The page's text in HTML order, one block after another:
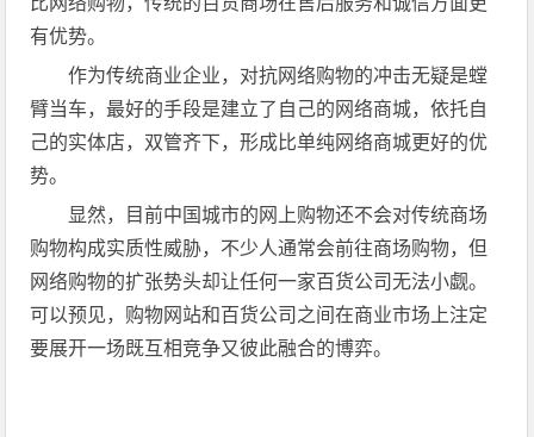
有优势。
作为传统商业企业，对抗网络购物的冲击无疑是螳
臂当车，最好的手段是建立了自己的网络商城，依托自
己的实体店，双管齐下，形成比单纯网络商城更好的优
势。
显然，目前中国城市的网上购物还不会对传统商场
购物构成实质性威胁，不少人通常会前往商场购物，但
网络购物的扩张势头却让任何一家百货公司无法小觑。
可以预见，购物网站和百货公司之间在商业市场上注定
要展开一场既互相竞争又彼此融合的博弈。